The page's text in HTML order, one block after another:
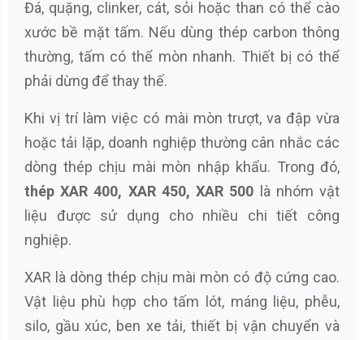
Đá, quặng, clinker, cát, sỏi hoặc than có thể cào
xước bề mặt tấm. Nếu dùng thép carbon thông
thường, tấm có thể mòn nhanh. Thiết bị có thể
phải dừng để thay thế.
Khi vị trí làm việc có mài mòn trượt, va đập vừa
hoặc tải lặp, doanh nghiệp thường cân nhắc các
dòng thép chịu mài mòn nhập khẩu. Trong đó,
thép XAR 400, XAR 450, XAR 500 là nhóm vật
liệu được sử dụng cho nhiều chi tiết công
nghiệp.
XAR là dòng thép chịu mài mòn có độ cứng cao.
Vật liệu phù hợp cho tấm lót, máng liệu, phễu,
silo, gầu xúc, ben xe tải, thiết bị vận chuyển và